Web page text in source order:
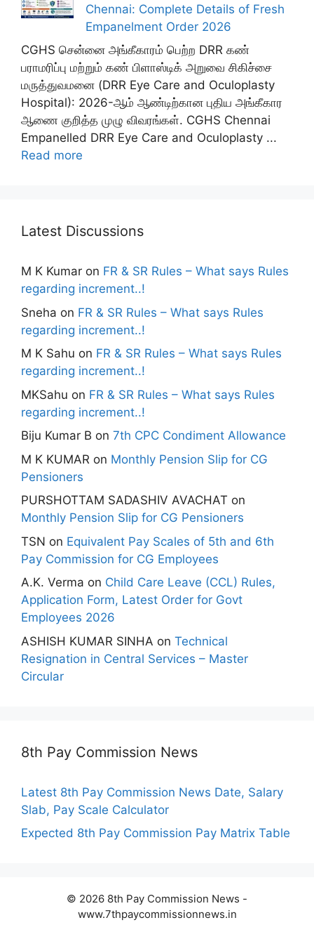
Chennai: Complete Details of Fresh
Empanelment Order 2026
CGHS சென்னை அங்கீகாரம் பெற்ற DRR கண்
பராமரிப்பு மற்றும் கண் பிளாஸ்டிக் அறுவை சிகிச்சை
மருத்துவமனை (DRR Eye Care and Oculoplasty
Hospital): 2026-ஆம் ஆண்டிற்கான புதிய அங்கீகார
ஆணை குறித்த முழு விவரங்கள். CGHS Chennai
Empanelled DRR Eye Care and Oculoplasty ...
Read more
Latest Discussions
M K Kumar on FR & SR Rules – What says Rules
regarding increment..!
Sneha on FR & SR Rules – What says Rules
regarding increment..!
M K Sahu on FR & SR Rules – What says Rules
regarding increment..!
MKSahu on FR & SR Rules – What says Rules
regarding increment..!
Biju Kumar B on 7th CPC Condiment Allowance
M K KUMAR on Monthly Pension Slip for CG
Pensioners
PURSHOTTAM SADASHIV AVACHAT on
Monthly Pension Slip for CG Pensioners
TSN on Equivalent Pay Scales of 5th and 6th
Pay Commission for CG Employees
A.K. Verma on Child Care Leave (CCL) Rules,
Application Form, Latest Order for Govt
Employees 2026
ASHISH KUMAR SINHA on Technical
Resignation in Central Services – Master
Circular
8th Pay Commission News
Latest 8th Pay Commission News Date, Salary
Slab, Pay Scale Calculator
Expected 8th Pay Commission Pay Matrix Table
© 2026 8th Pay Commission News -
www.7thpaycommissionnews.in